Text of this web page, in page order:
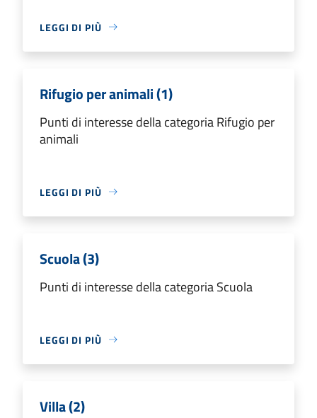
LEGGI DI PIÙ
Rifugio per animali (1)
Punti di interesse della categoria Rifugio per
animali
LEGGI DI PIÙ
Scuola (3)
Punti di interesse della categoria Scuola
LEGGI DI PIÙ
Villa (2)